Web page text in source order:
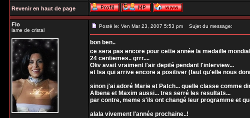
Revenir en haut de page
Flo
lame de cristal
Posté le: Ven Mar 23, 2007 5:53 pm Sujet du message:
bon ben..
ce sera pas encore pour cette année la medaille
24 centiemes.. grrr....
Oliv avait vraiment l'air depité pendant l'interview...
et Isa qui arrive encore a positiver (faut qu'elle nous
sinon j'ai adoré Marie et Patch... quelle classe comme
Albena et Maxim aussi... tres serré les resultats...
par contre, meme s'ils ont changé leur programme et
alala vivement l'année prochaine..!